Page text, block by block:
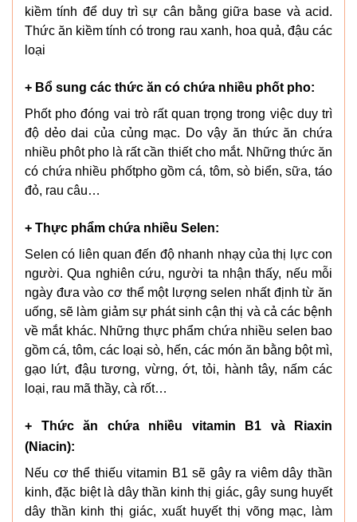
kiềm tính để duy trì sự cân bằng giữa base và acid.
Thức ăn kiềm tính có trong rau xanh, hoa quả, đậu các
loại
+ Bổ sung các thức ăn có chứa nhiều phốt pho:
Phốt pho đóng vai trò rất quan trọng trong việc duy trì
độ dẻo dai của củng mạc. Do vậy ăn thức ăn chứa
nhiều phôt pho là rất cần thiết cho mắt. Những thức ăn
có chứa nhiều phốtpho gồm cá, tôm, sò biển, sữa, táo
đỏ, rau câu…
+ Thực phẩm chứa nhiều Selen:
Selen có liên quan đến độ nhanh nhạy của thị lực con
người. Qua nghiên cứu, người ta nhận thấy, nếu mỗi
ngày đưa vào cơ thể một lượng selen nhất định từ ăn
uống, sẽ làm giảm sự phát sinh cận thị và cả các bệnh
về mắt khác. Những thực phẩm chứa nhiều selen bao
gồm cá, tôm, các loại sò, hến, các món ăn bằng bột mì,
gạo lứt, đậu tương, vừng, ớt, tỏi, hành tây, nấm các
loại, rau mã thầy, cà rốt…
+ Thức ăn chứa nhiều vitamin B1 và Riaxin
(Niacin):
Nếu cơ thể thiếu vitamin B1 sẽ gây ra viêm dây thần
kinh, đặc biệt là dây thần kinh thị giác, gây sung huyết
dây thần kinh thị giác, xuất huyết thị võng mạc, làm